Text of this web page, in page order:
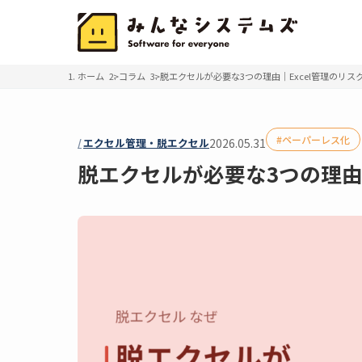
ホーム コラム 脱エクセルが必要な3つの理由｜Excel管理のリス
エクセル管理・脱エクセル2026.05.31 ペーパーレス化
脱エクセルが必要な3つの理